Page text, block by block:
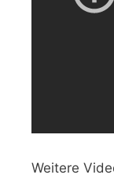
Weitere